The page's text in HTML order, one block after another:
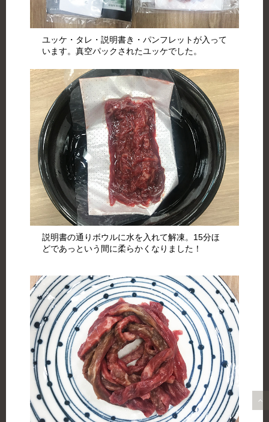
ユッケ・タレ・説明書き・パンフレットが入って
います。真空パックされたユッケでした。
説明書の通りボウルに水を入れて解凍。15分ほ
どであっという間に柔らかくなりました！